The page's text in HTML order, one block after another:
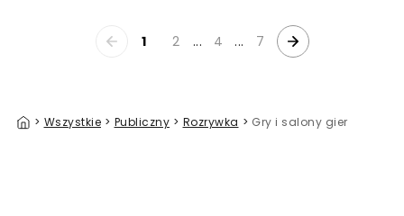
1 2 ... 4 ... 7
> Wszystkie > Publiczny > Rozrywka > Gry i salony gier